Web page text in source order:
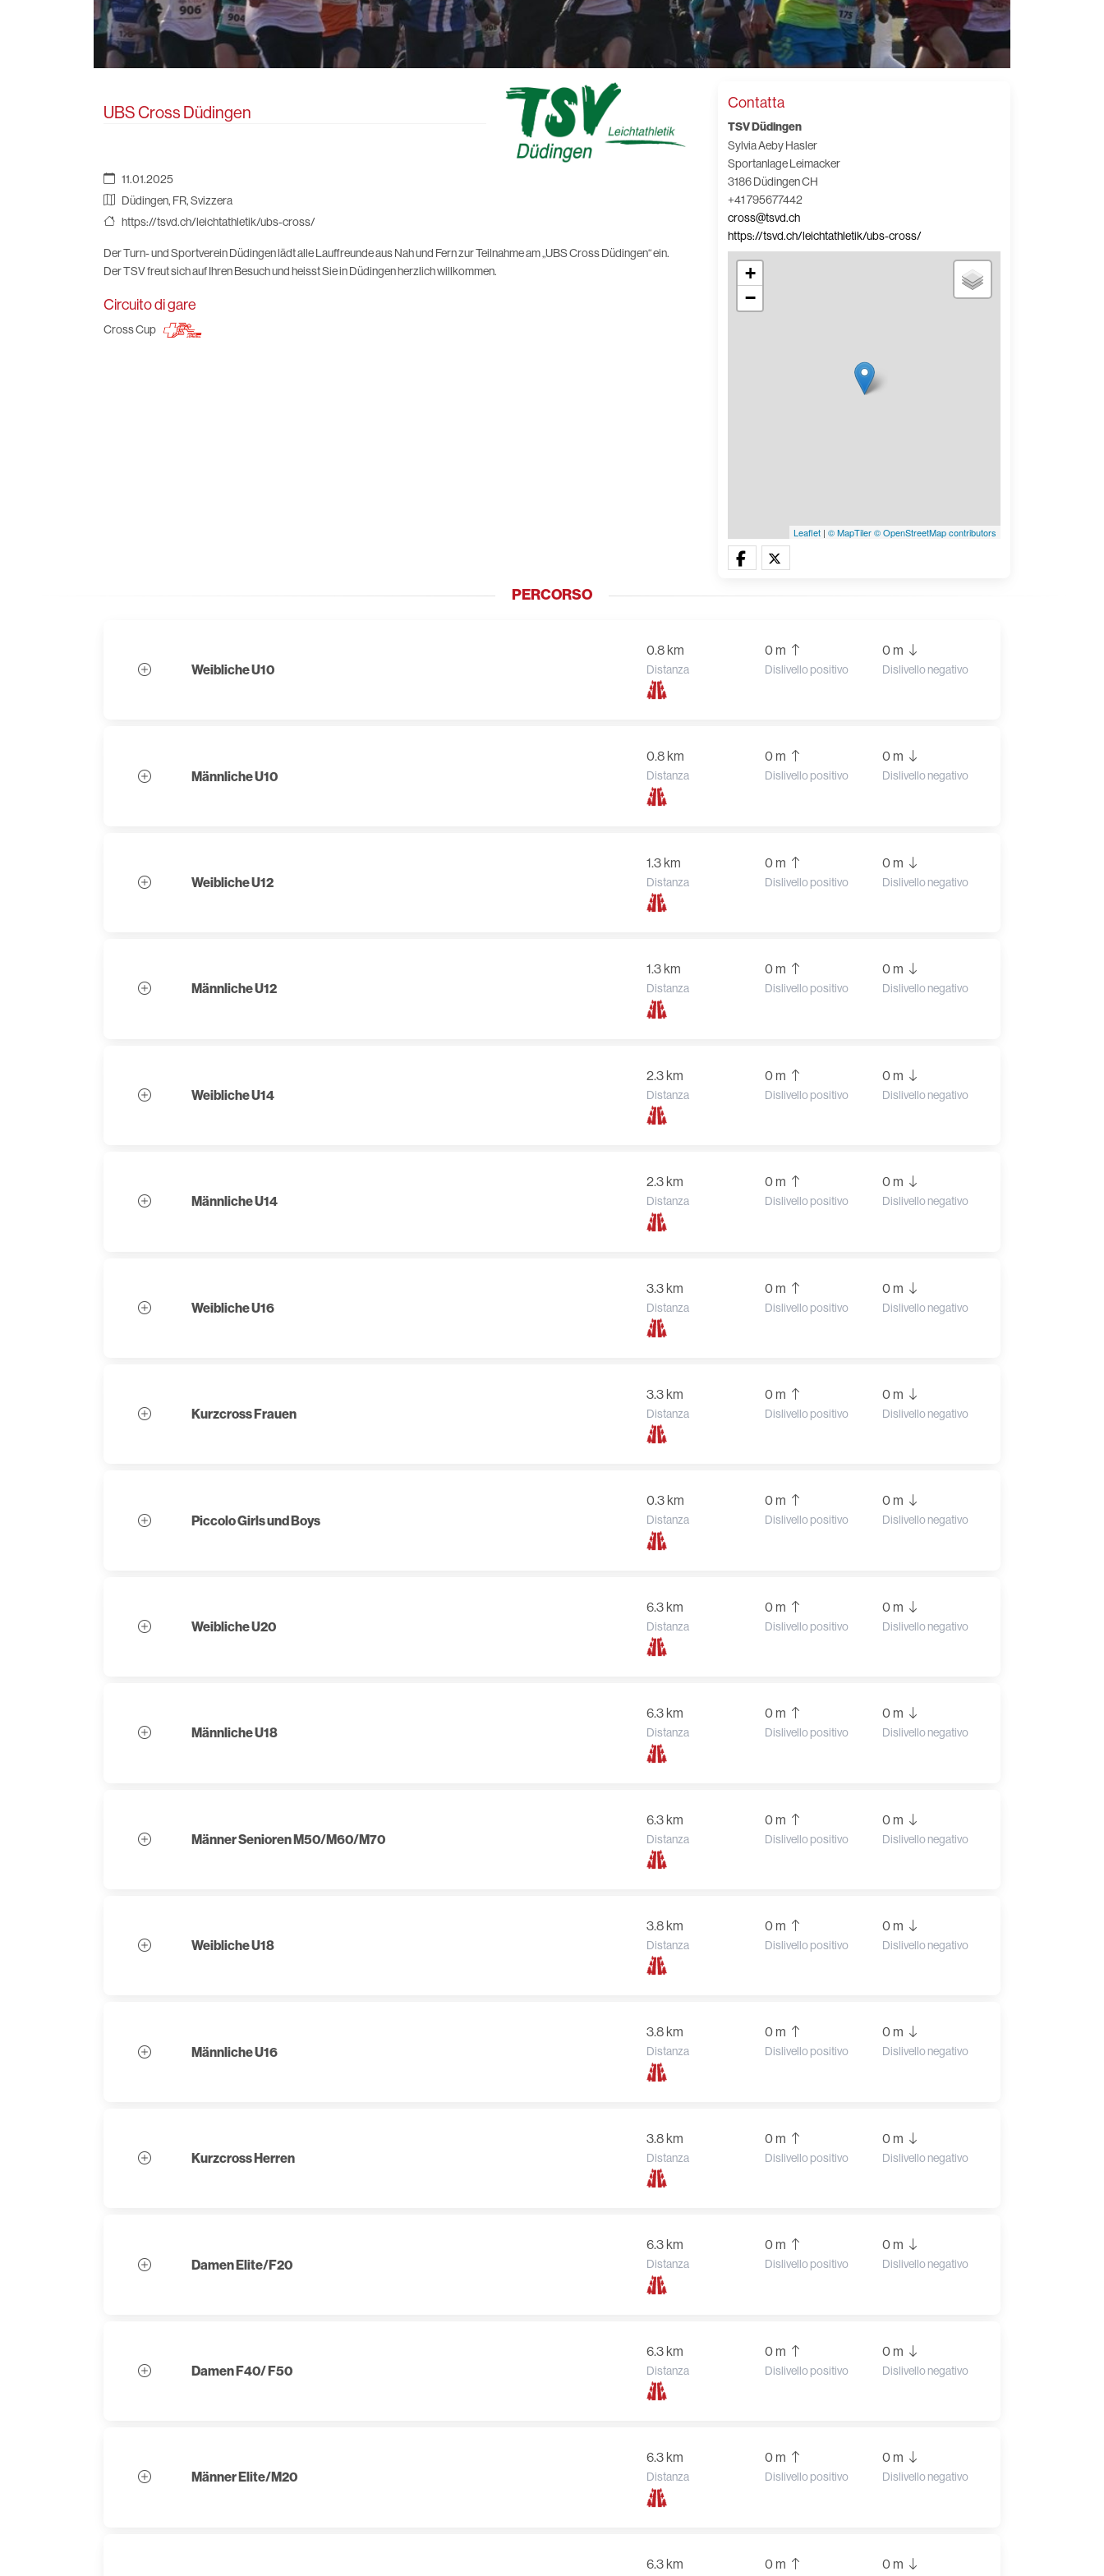
UBS Cross Düdingen
11.01.2025
Düdingen, FR, Svizzera
https://tsvd.ch/leichtathletik/ubs-cross/
Der Turn- und Sportverein Düdingen lädt alle Lauffreunde aus Nah und Fern zur Teilnahme am „UBS Cross Düdingen“ ein.
Der TSV freut sich auf Ihren Besuch und heisst Sie in Düdingen herzlich willkommen.
Circuito di gare
Cross Cup
Contatta
TSV Düdingen
Sylvia Aeby Hasler
Sportanlage Leimacker
3186 Düdingen CH
+41 795677442
cross@tsvd.ch
https://tsvd.ch/leichtathletik/ubs-cross/
+
−
Leaflet | © MapTiler© OpenStreetMap contributors
PERCORSO
Weibliche U10
0.8 km
Distanza
0 m
Dislivello positivo
0 m
Dislivello negativo
Männliche U10
0.8 km
Distanza
0 m
Dislivello positivo
0 m
Dislivello negativo
Weibliche U12
1.3 km
Distanza
0 m
Dislivello positivo
0 m
Dislivello negativo
Männliche U12
1.3 km
Distanza
0 m
Dislivello positivo
0 m
Dislivello negativo
Weibliche U14
2.3 km
Distanza
0 m
Dislivello positivo
0 m
Dislivello negativo
Männliche U14
2.3 km
Distanza
0 m
Dislivello positivo
0 m
Dislivello negativo
Weibliche U16
3.3 km
Distanza
0 m
Dislivello positivo
0 m
Dislivello negativo
Kurzcross Frauen
3.3 km
Distanza
0 m
Dislivello positivo
0 m
Dislivello negativo
Piccolo Girls und Boys
0.3 km
Distanza
0 m
Dislivello positivo
0 m
Dislivello negativo
Weibliche U20
6.3 km
Distanza
0 m
Dislivello positivo
0 m
Dislivello negativo
Männliche U18
6.3 km
Distanza
0 m
Dislivello positivo
0 m
Dislivello negativo
Männer Senioren M50/M60/M70
6.3 km
Distanza
0 m
Dislivello positivo
0 m
Dislivello negativo
Weibliche U18
3.8 km
Distanza
0 m
Dislivello positivo
0 m
Dislivello negativo
Männliche U16
3.8 km
Distanza
0 m
Dislivello positivo
0 m
Dislivello negativo
Kurzcross Herren
3.8 km
Distanza
0 m
Dislivello positivo
0 m
Dislivello negativo
Damen Elite/F20
6.3 km
Distanza
0 m
Dislivello positivo
0 m
Dislivello negativo
Damen F40/ F50
6.3 km
Distanza
0 m
Dislivello positivo
0 m
Dislivello negativo
Männer Elite/M20
6.3 km
Distanza
0 m
Dislivello positivo
0 m
Dislivello negativo
6.3 km 0 m 0 m